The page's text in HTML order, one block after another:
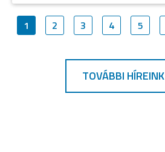
1 2 3 4 5
TOVÁBBI HÍREINK